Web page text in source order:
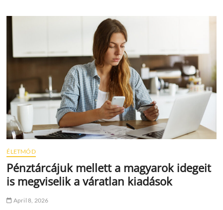
férfiaknál
–
viszont
nem
ÉLETMÓD
Pénztárcájuk mellett a magyarok idegeit
is megviselik a váratlan kiadások
April 8, 2026